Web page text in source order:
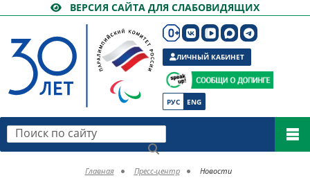
ВЕРСИЯ САЙТА ДЛЯ СЛАБОВИДЯЩИХ
РУС ENG
ЛИЧНЫЙ КАБИНЕТ
Поиск по сайту
Главная Пресс-центр Новости